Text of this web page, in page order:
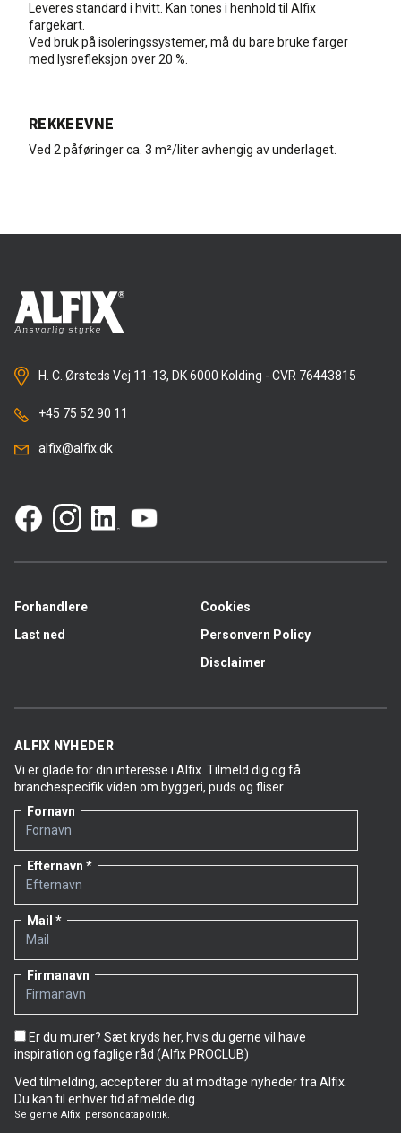
Leveres standard i hvitt. Kan tones i henhold til Alfix
fargekart.
Ved bruk på isoleringssystemer, må du bare bruke farger
med lysrefleksjon over 20 %.
REKKEEVNE
Ved 2 påføringer ca. 3 m²/liter avhengig av underlaget.
H. C. Ørsteds Vej 11-13, DK 6000 Kolding - CVR 76443815
+45 75 52 90 11
alfix@alfix.dk
Forhandlere
Last ned
Cookies
Personvern Policy
Disclaimer
ALFIX NYHEDER
Vi er glade for din interesse i Alfix. Tilmeld dig og få
branchespecifik viden om byggeri, puds og fliser.
Fornavn
Efternavn
Mail
Firmanavn
Er du murer? Sæt kryds her, hvis du gerne vil have
inspiration og faglige råd (Alfix PROCLUB)
Ved tilmelding, accepterer du at modtage nyheder fra Alfix.
Du kan til enhver tid afmelde dig.
Se gerne Alfix' persondatapolitik.